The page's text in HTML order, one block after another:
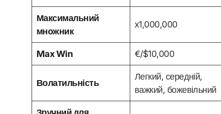
Максимальний
множник
x1,000,000
Max Win €/$10,000
Волатильність
Легкий, середній,
важкий, божевільний